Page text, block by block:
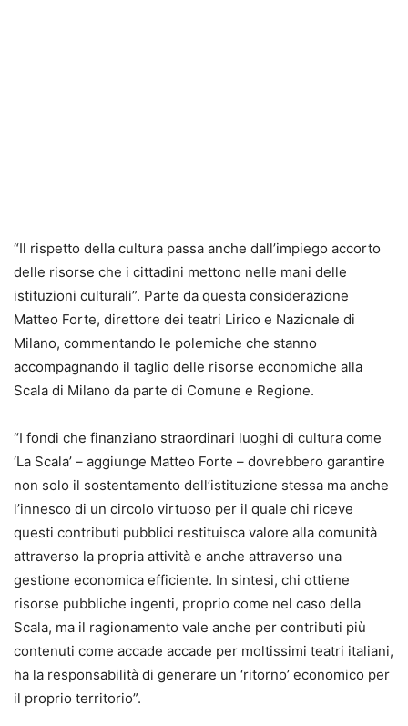
“Il rispetto della cultura passa anche dall’impiego accorto
delle risorse che i cittadini mettono nelle mani delle
istituzioni culturali”. Parte da questa considerazione
Matteo Forte, direttore dei teatri Lirico e Nazionale di
Milano, commentando le polemiche che stanno
accompagnando il taglio delle risorse economiche alla
Scala di Milano da parte di Comune e Regione.
“I fondi che finanziano straordinari luoghi di cultura come
‘La Scala’ – aggiunge Matteo Forte – dovrebbero garantire
non solo il sostentamento dell’istituzione stessa ma anche
l’innesco di un circolo virtuoso per il quale chi riceve
questi contributi pubblici restituisca valore alla comunità
attraverso la propria attività e anche attraverso una
gestione economica efficiente. In sintesi, chi ottiene
risorse pubbliche ingenti, proprio come nel caso della
Scala, ma il ragionamento vale anche per contributi più
contenuti come accade accade per moltissimi teatri italiani,
ha la responsabilità di generare un ‘ritorno’ economico per
il proprio territorio”.